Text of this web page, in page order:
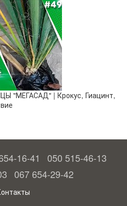
"МЕГАСАД" | Крокус, Гиацинт,
16-41
050 515-46-13
067 654-29-42